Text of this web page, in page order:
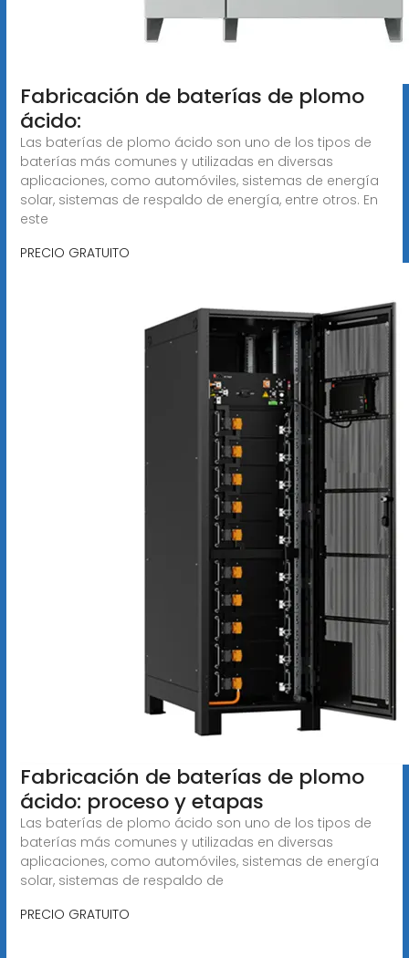
Fabricación de baterías de plomo
ácido:
Las baterías de plomo ácido son uno de los tipos de
baterías más comunes y utilizadas en diversas
aplicaciones, como automóviles, sistemas de energía
solar, sistemas de respaldo de energía, entre otros. En
este
PRECIO GRATUITO
Fabricación de baterías de plomo
ácido: proceso y etapas
Las baterías de plomo ácido son uno de los tipos de
baterías más comunes y utilizadas en diversas
aplicaciones, como automóviles, sistemas de energía
solar, sistemas de respaldo de
PRECIO GRATUITO